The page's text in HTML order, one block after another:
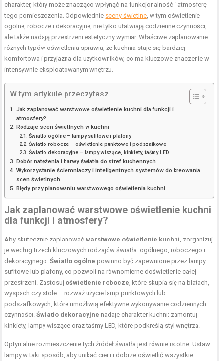
charakter, który może znacząco wpłynąć na funkcjonalność i atmosferę
tego pomieszczenia. Odpowiednie sceny świetlne , w tym oświetlenie
ogólne, robocze i dekoracyjne, nie tylko ułatwiają codzienne czynności,
ale także nadają przestrzeni estetyczny wymiar. Właściwe zaplanowanie
różnych typów oświetlenia sprawia, że kuchnia staje się bardziej
komfortowa i przyjazna dla użytkowników, co ma kluczowe znaczenie w
intensywnie eksploatowanym wnętrzu.
W tym artykule przeczytasz
Jak zaplanować warstwowe oświetlenie kuchni dla funkcji i
atmosfery?
Rodzaje scen świetlnych w kuchni
Światło ogólne – lampy sufitowe i plafony
Światło robocze – oświetlenie punktowe i podszafkowe
Światło dekoracyjne – lampy wiszące, kinkiety, taśmy LED
Dobór natężenia i barwy światła do stref kuchennych
Wykorzystanie ściemniaczy i inteligentnych systemów do kreowania
scen świetlnych
Błędy przy planowaniu warstwowego oświetlenia kuchni
Jak zaplanować warstwowe oświetlenie kuchni
dla funkcji i atmosfery?
Aby skutecznie zaplanowaćwarstwowe oświetlenie kuchni , zorganizuj
je według trzech kluczowych rodzajów światła: ogólnego, roboczego i
dekoracyjnego.Światło ogólne powinno być zapewnione przez lampy
sufitowe lub plafony, co pozwoli na równomierne doświetlenie całej
przestrzeni. Zastosuj oświetlenie robocze , które skupia się na blatach,
wyspach czy stole – rozważ użycie lamp punktowych lub
podszafkowych, które umożliwią efektywne wykonywanie codziennych
czynności.Światło dekoracyjne nadaje charakter kuchni; zamontuj
kinkiety, lampy wiszące oraz taśmy LED, które podkreślą styl wnętrza.
Optymalne rozmieszczenie tych źródeł światła jest równie istotne. Ustaw
lampy w taki sposób, aby unikać cieni i dobrze oświetlić wszystkie